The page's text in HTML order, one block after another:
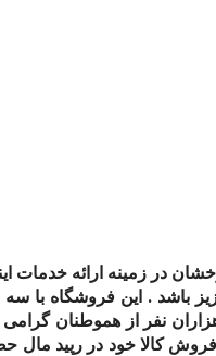
در زمینه ارائه خدمات
باشد . این فروشگاه با
نفر از هموطنان
کالا خود در رپید مال